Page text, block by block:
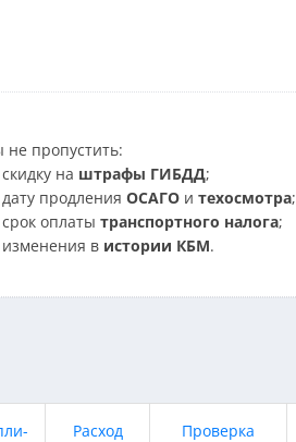
не пропустить:
скидку на штрафы ГИБДД;
дату продления ОСАГО и техосмотра;
срок оплаты транспортного налога;
изменения в истории КБМ.
Расход
Проверка